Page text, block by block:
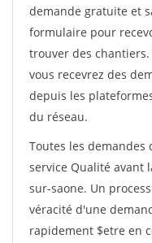
demande gratuite et
formulaire pour
trouver des
vous recevrez des
depuis les
du réseau.
Toutes les demandes
service Qualité avant
sur-saone. Un
véracité d'une
rapidement $etre en